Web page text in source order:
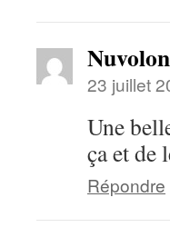
23 juillet
Une
ça et de
Répondre